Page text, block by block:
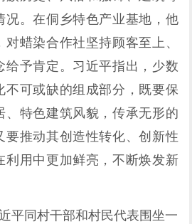
况。在侗乡特色产业基地，他
蜡染合作社坚持顾客至上、
给予肯定。习近平指出，少数
不可或缺的组成部分，既要保
、特色建筑风貌，传承无形的
要推动其创造性转化、创新性
利用中更加鲜亮，不断焕发新
同村干部和村民代表围坐一